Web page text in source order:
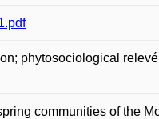
phytosociological
communities of the